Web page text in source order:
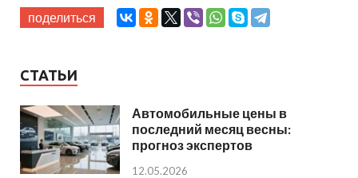
поделиться
СТАТЬИ
Автомобильные цены в
последний месяц весны:
прогноз экспертов
12.05.2026